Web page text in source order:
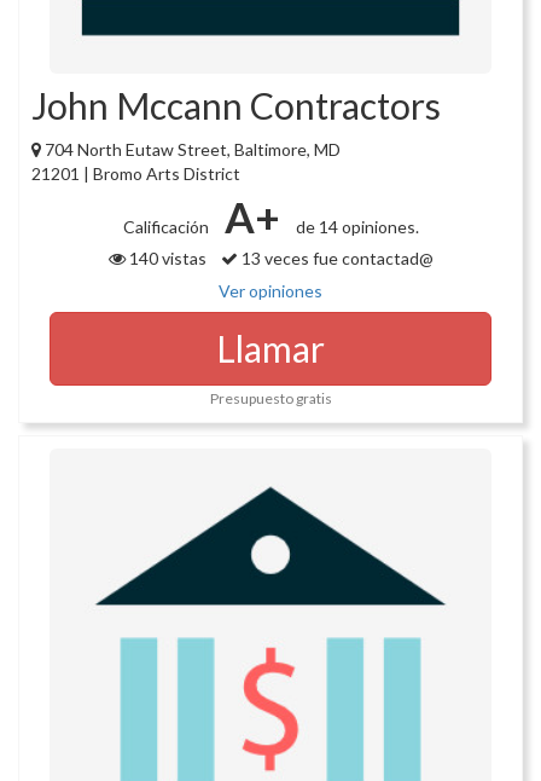
John Mccann Contractors
704 North Eutaw Street, Baltimore, MD
21201 | Bromo Arts District
Calificación A+
de 14 opiniones.
140 vistas
13 veces fue contactad@
Ver opiniones
Llamar
Presupuesto gratis